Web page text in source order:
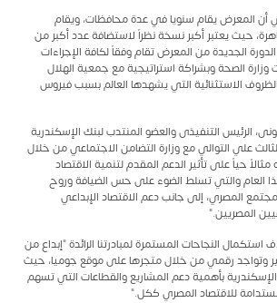
أن المعرض يقام سنويا في عدة محافظات، ويقام
حيث يعتبر أكبر نسخة نظراً لاستضافة عدد أكبر من
الجديدة من المعرض تقام وفقاً لكافة الإجراءات
وزارة الصحة وبشراكة استراتيجية مع جمعية الهلال
الاستثنائية التي يشهدها العالم بسبب فيروس
الرئيس التنفيذى والعضو المنتدب لبنك الإسكندرية
علي التوالي مع وزارة التضامن الاجتماعي من خلال
حياً على تأثير الدعم المقدم لتنمية الاقتصاد
العام والتي تسلط الضوء على حس الضيافة وروح
المصري، إلى جانب دعم الاقتصاد الإبداعي
المصريين."
النجاحات المستمرة لمبادرتنا الرائدة "إبداع من
وتواجد رقمي من خلال متجرها على موقع جوميا، حيث
بأهمية دعم المشاريع والقطاعات التي تسهم
للاقتصاد المصري ككل."